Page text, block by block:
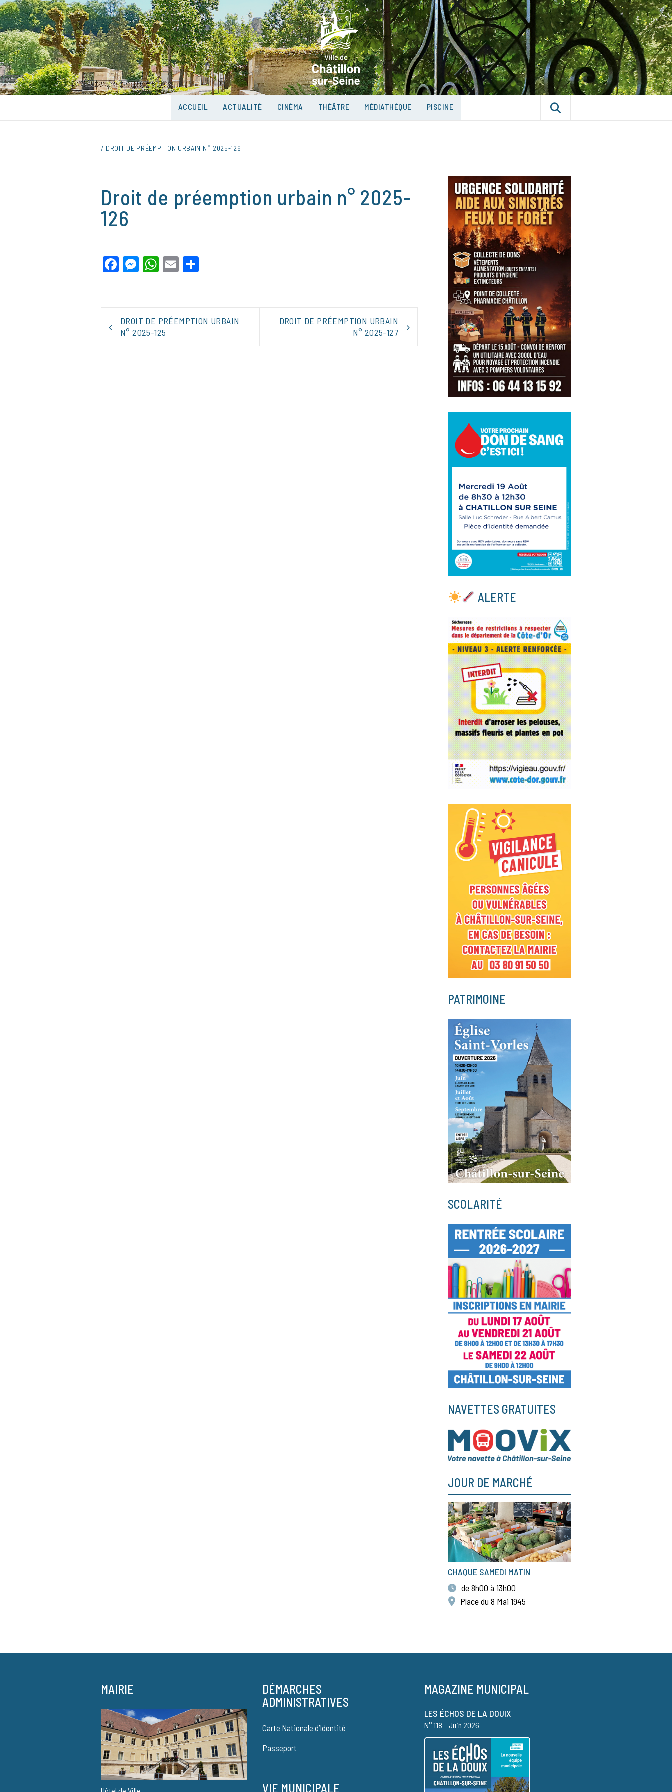
Skip
to
content
VILLE DE CHÂTILLON-
SUR-SEINE
UNE VILLE DANS UN PARC
ACCUEIL ACTUALITÉ CINÉMA THÉÂTRE MÉDIATHÈQUE PISCINE
DROIT DE PRÉEMPTION URBAIN N° 2025-126
Droit de préemption urbain n° 2025-
126
Facebook
Messenger
WhatsApp
Email
NAVIGATION
DE
L’ARTICLE
DROIT DE PRÉEMPTION URBAIN
N° 2025-125
DROIT DE PRÉEMPTION URBAIN
N° 2025-127
ALERTE
PATRIMOINE
SCOLARITÉ
NAVETTES GRATUITES
JOUR DE MARCHÉ
CHAQUE SAMEDI MATIN
de 8h00 à 13h00
Place du 8 Mai 1945
MAIRIE
DÉMARCHES
ADMINISTRATIVES
Carte Nationale d’Identité
Passeport
VIE MUNICIPALE
MAGAZINE MUNICIPAL
LES ÉCHOS DE LA DOUIX
N° 118 – Juin 2026